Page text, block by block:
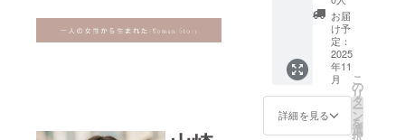
は剥が
れ防止
のため
表面に
ウレタ
ンコー
ティン
グ）
（漆平
皿） 平
皿 サイ
ズ：
φ275×
H11mm
重さ：
320g 素
材：
お届
け予
定：
2025
年11
月
詳細を見る
こ
の
リ
タ
ー
ン
を
選